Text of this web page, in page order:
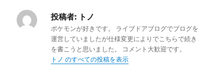
投稿者: トノ
ポケモンが好きです。 ライブドアブログでブログを
運営していましたが仕様変更によりでこちらで続き
を書こうと思いました。 コメント大歓迎です。
トノ のすべての投稿を表示